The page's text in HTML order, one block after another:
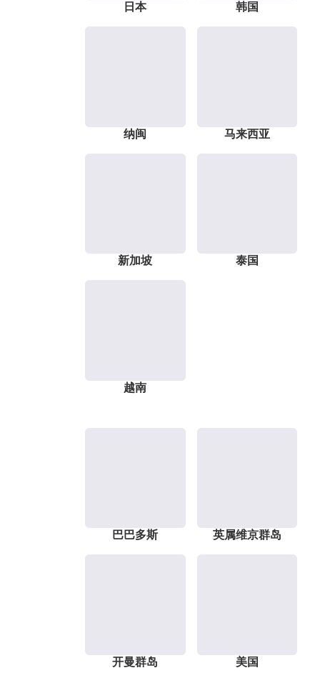
日本 韩国
纳闽 马来西亚
新加坡 泰国
越南
巴巴多斯 英属维京群岛
开曼群岛 美国